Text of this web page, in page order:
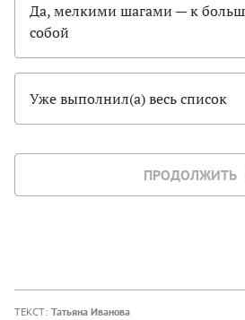
Да, мелкими шагами — к
собой
Уже выполнил(а) весь список
ПРОДОЛЖИТЬ
ТЕКСТ: Татьяна Иванова